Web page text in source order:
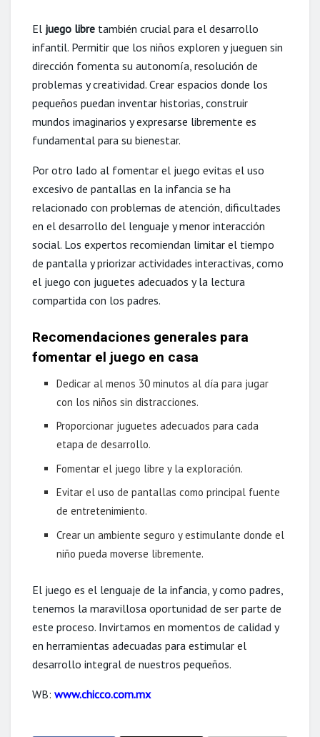
El juego libre también crucial para el desarrollo
infantil. Permitir que los niños exploren y jueguen sin
dirección fomenta su autonomía, resolución de
problemas y creatividad. Crear espacios donde los
pequeños puedan inventar historias, construir
mundos imaginarios y expresarse libremente es
fundamental para su bienestar.
Por otro lado al fomentar el juego evitas el uso
excesivo de pantallas en la infancia se ha
relacionado con problemas de atención, dificultades
en el desarrollo del lenguaje y menor interacción
social. Los expertos recomiendan limitar el tiempo
de pantalla y priorizar actividades interactivas, como
el juego con juguetes adecuados y la lectura
compartida con los padres.
Recomendaciones generales para
fomentar el juego en casa
Dedicar al menos 30 minutos al día para jugar
con los niños sin distracciones.
Proporcionar juguetes adecuados para cada
etapa de desarrollo.
Fomentar el juego libre y la exploración.
Evitar el uso de pantallas como principal fuente
de entretenimiento.
Crear un ambiente seguro y estimulante donde el
niño pueda moverse libremente.
El juego es el lenguaje de la infancia, y como padres,
tenemos la maravillosa oportunidad de ser parte de
este proceso. Invirtamos en momentos de calidad y
en herramientas adecuadas para estimular el
desarrollo integral de nuestros pequeños.
WB: www.chicco.com.mx